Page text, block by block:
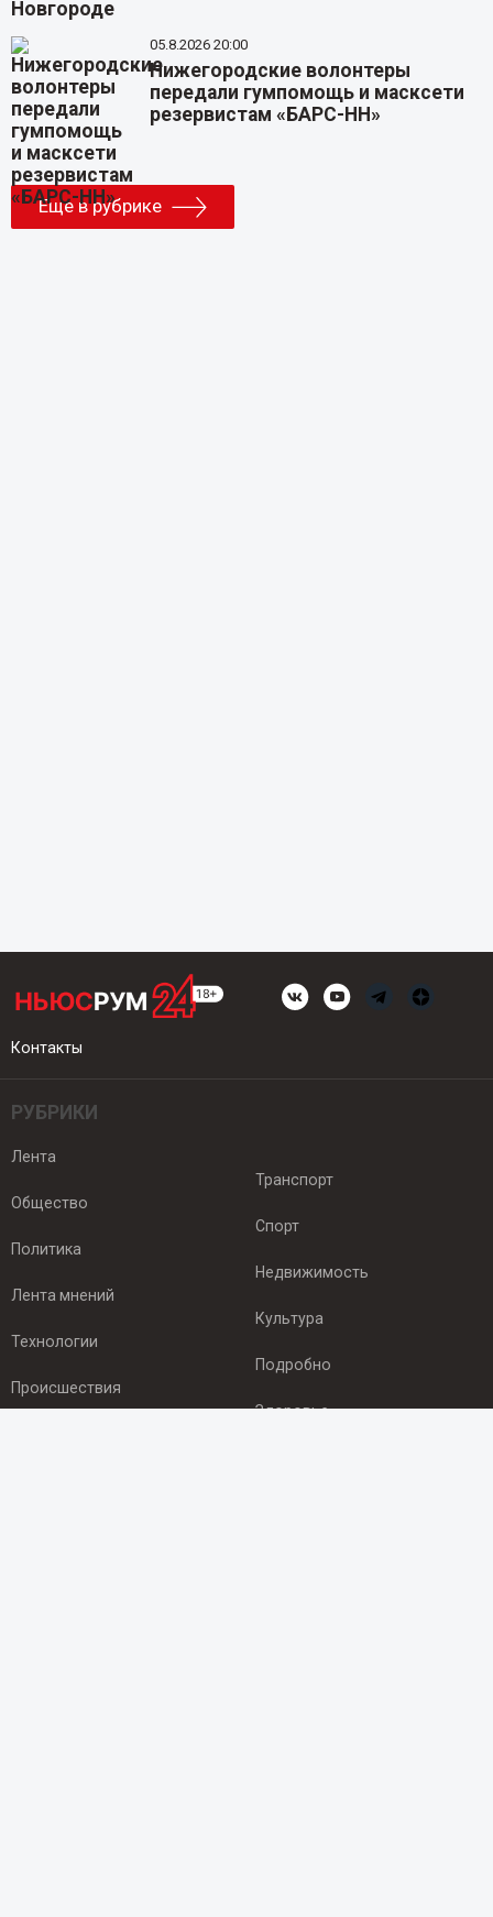
05.8.2026 20:00
Нижегородские волонтеры
передали гумпомощь и масксети
резервистам «БАРС-НН»
Еще в рубрике
Контакты
РУБРИКИ
Лента
Общество
Политика
Лента мнений
Технологии
Происшествия
Транспорт
Спорт
Недвижимость
Культура
Подробно
Здоровье